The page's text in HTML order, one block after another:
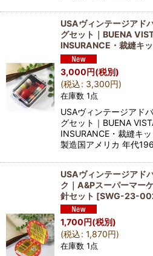
USAヴィンテージアド
グセット｜BUENA
INSURANCE・裁縫キ
3,000円(税別)
(税込: 3,300円)
在庫数 1点
USAヴィンテージアド
グセット｜BUENA
INSURANCE・裁縫キ
製造国アメリカ 年代
USAヴィンテージアド
ク｜A&Pスーパーマー
針セット [SWG-23-
1,700円(税別)
(税込: 1,870円)
在庫数 1点